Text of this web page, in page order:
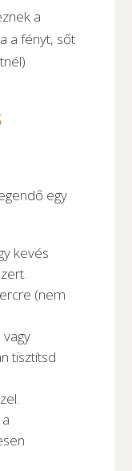
a
a fényt, sőt
egy
kevés
(nem
tisztítsd